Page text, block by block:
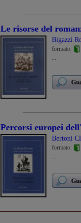
Le risorse del
Bigazzi
formato:
...
Percorsi europei
Bertoni
formato:
...